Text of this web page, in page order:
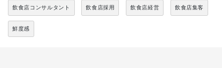
飲食店コンサルタント 飲食店採用 飲食店経営 飲食店集客
鮮度感